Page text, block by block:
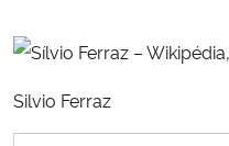
Silvio Ferraz